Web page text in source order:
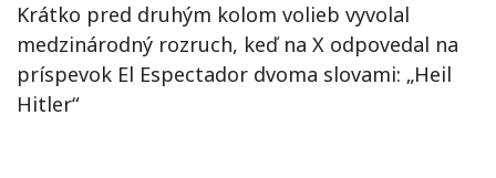
Krátko pred druhým kolom volieb vyvolal
medzinárodný rozruch, keď na X odpovedal na
príspevok El Espectador dvoma slovami: „Heil
Hitler“